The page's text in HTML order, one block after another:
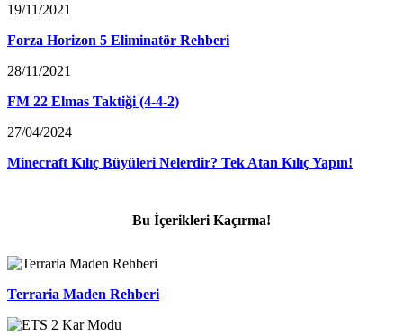
19/11/2021
Forza Horizon 5 Eliminatör Rehberi
28/11/2021
FM 22 Elmas Taktiği (4-4-2)
27/04/2024
Minecraft Kılıç Büyüleri Nelerdir? Tek Atan Kılıç Yapın!
Bu İçerikleri Kaçırma!
Terraria Maden Rehberi